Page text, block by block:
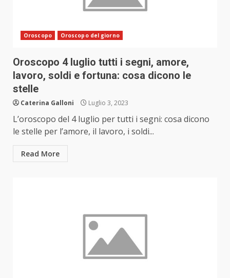
Oroscopo Oroscopo del giorno
Oroscopo 4 luglio tutti i segni, amore,
lavoro, soldi e fortuna: cosa dicono le
stelle
Caterina Galloni Luglio 3, 2023
L’oroscopo del 4 luglio per tutti i segni: cosa dicono
le stelle per l’amore, il lavoro, i soldi...
Read More